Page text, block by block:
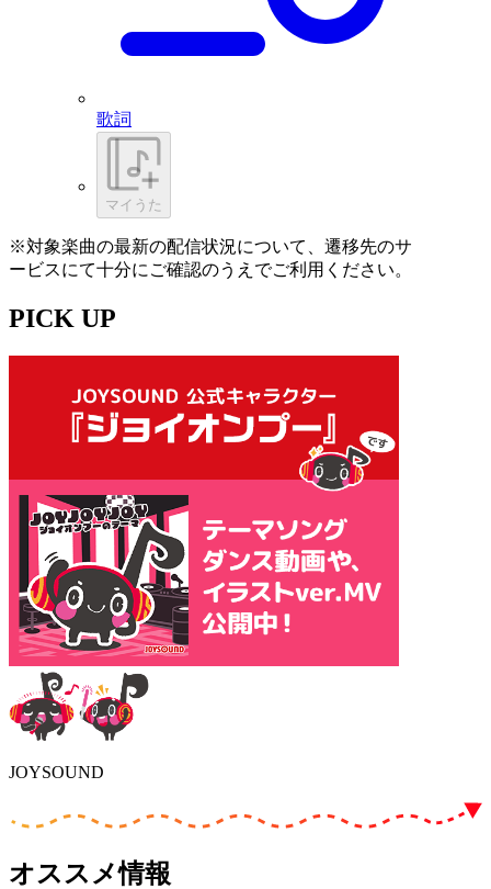
歌詞
マイうた
※対象楽曲の最新の配信状況について、遷移先のサ
ービスにて十分にご確認のうえでご利用ください。
PICK UP
JOYSOUND
オススメ情報